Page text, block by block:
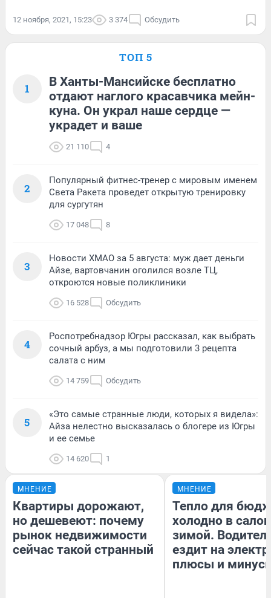
12 ноября, 2021, 15:23 3 374 Обсудить
ТОП 5
1
В Ханты-Мансийске бесплатно
отдают наглого красавчика мейн-
куна. Он украл наше сердце —
украдет и ваше
21 110 4
2
Популярный фитнес-тренер с мировым именем
Света Ракета проведет открытую тренировку
для сургутян
17 048 8
3
Новости ХМАО за 5 августа: муж дает деньги
Айзе, вартовчанин оголился возле ТЦ,
откроются новые поликлиники
16 528 Обсудить
4
Роспотребнадзор Югры рассказал, как выбрать
сочный арбуз, а мы подготовили 3 рецепта
салата с ним
14 759 Обсудить
5
«Это самые странные люди, которых я видела»:
Айза нелестно высказалась о блогере из Югры
и ее семье
14 620 1
МНЕНИЕ
Квартиры дорожают,
но дешевеют: почему
рынок недвижимости
сейчас такой странный
МНЕНИЕ
Тепло для
холодно в
зимой.
ездит на
плюсы и